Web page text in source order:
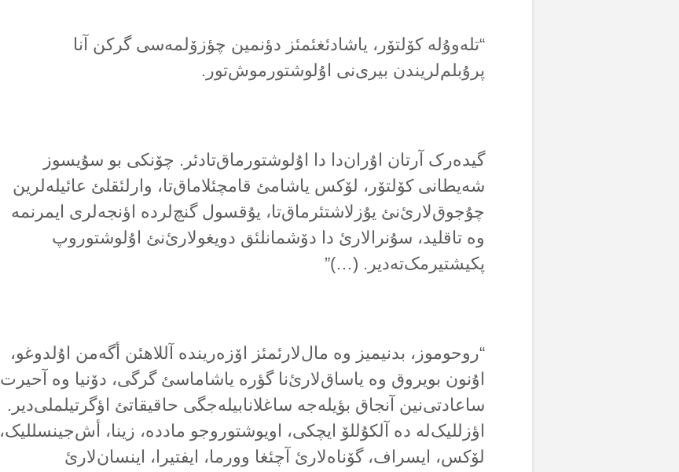
“تلەوۇلە کۆلتۆر، یاشادئغئمئز دؤنمین چؤزۆلمەسی گرکن آنا
پرۇبلم‌لریندن بیری‌نی اۇلوشتورموش‌تور.
گیدەرک آرتان اۇران‌دا دا اۇلوشتورماق‌تادئر. چۆنکی بو سۇیسوز
شەیطانی کۆلتۆر، لۆکس یاشامئ قامچئلاماق‌تا، وارلئقلئ عائیلەلرین
چۇجوق‌لارئ‌نئ یۇزلاشتئرماق‌تا، یۇقسول گنچ‌لردە اؤنجەلری ایمرنمە
وە تاقلید، سۇنرالارئ دا دۆشمانلئق دویغولارئ‌نئ اۇلوشتوروپ
پکیشتیرمک‌تەدیر. (…)”
“روحوموز، بدنیمیز وە مال‌لارئمئز اۆزەریندە آللاهئن أگەمن اۇلدوغو،
اۇنون بویروق وە یاساق‌لارئ‌نا گؤرە یاشاماسئ گرگی، دۆنیا وە آحیرت
ساعادتی‌نین آنجاق بؤیلەجە ساغلانابیلەجگی حاقیقاتئ اؤگرتیلملی‌دیر.
اؤزللیک‌لە دە آلکۇللۆ ایچکی، اویوشتوروجو ماددە، زینا، أش‌جینسللیک،
لۆکس، ایسراف، گۆناەلارئ آچئغا وورما، ایفتیرا، اینسان‌لارئ